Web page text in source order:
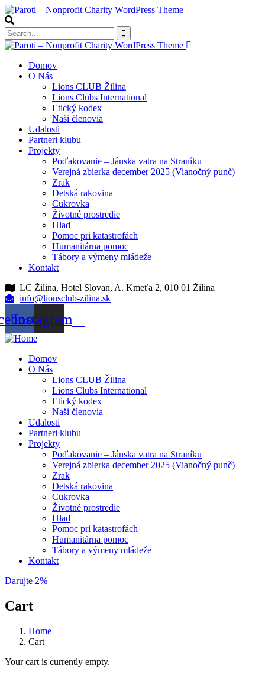
Domov
O Nás
Lions CLUB Žilina
Lions Clubs International
Etický kodex
Naši členovia
Udalosti
Partneri klubu
Projekty
Poďakovanie – Jánska vatra na Straníku
Verejná zbierka december 2025 (Vianočný punč)
Zrak
Detská rakovina
Cukrovka
Životné prostredie
Hlad
Pomoc pri katastrofách
Humanitárna pomoc
Tábory a výmeny mládeže
Kontakt
LC Žilina, Hotel Slovan, A. Kmeťa 2, 010 01 Žilina
info@lionsclub-zilina.sk
Instagram
Domov
O Nás
Lions CLUB Žilina
Lions Clubs International
Etický kodex
Naši členovia
Udalosti
Partneri klubu
Projekty
Poďakovanie – Jánska vatra na Straníku
Verejná zbierka december 2025 (Vianočný punč)
Zrak
Detská rakovina
Cukrovka
Životné prostredie
Hlad
Pomoc pri katastrofách
Humanitárna pomoc
Tábory a výmeny mládeže
Kontakt
Darujte 2%
Cart
Home
Cart
Your cart is currently empty.